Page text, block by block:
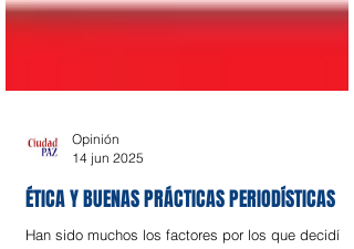
14 jun 2025
ÉTICA Y BUENAS PRÁCTICAS PERIODÍSTICAS